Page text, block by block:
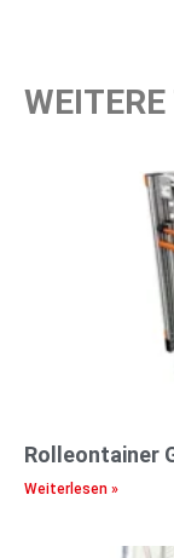
Rolleontainer
Weiterlesen »